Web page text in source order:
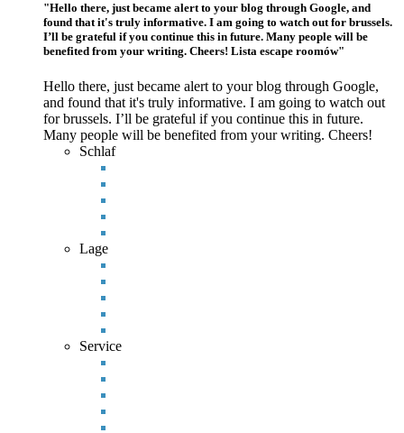
"Hello there, just became alert to your blog through Google, and
found that it's truly informative. I am going to watch out for brussels.
I’ll be grateful if you continue this in future. Many people will be
benefited from your writing. Cheers! Lista escape roomów"
Hello there, just became alert to your blog through Google,
and found that it's truly informative. I am going to watch out
for brussels. I’ll be grateful if you continue this in future.
Many people will be benefited from your writing. Cheers!
Schlaf
Lage
Service